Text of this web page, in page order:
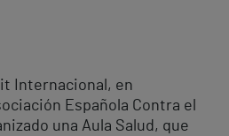
Internacional, en
Española Contra el
una Aula Salud, que